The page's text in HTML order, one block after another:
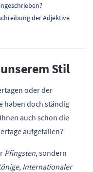
der Adjektive
Stil
oder der
haben doch ständig
auch schon die
aufgefallen?
Pfingsten, sondern
Internationaler